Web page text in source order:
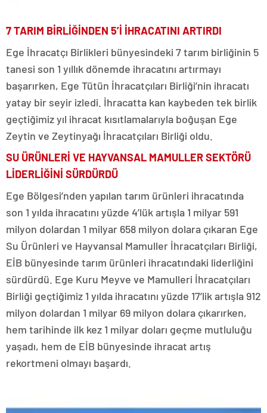
7 TARIM BİRLİĞİNDEN 5’İ İHRACATINI ARTIRDI
Ege İhracatçı Birlikleri bünyesindeki 7 tarım birliğinin 5
tanesi son 1 yıllık dönemde ihracatını artırmayı
başarırken, Ege Tütün İhracatçıları Birliği’nin ihracatı
yatay bir seyir izledi. İhracatta kan kaybeden tek birlik
geçtiğimiz yıl ihracat kısıtlamalarıyla boğuşan Ege
Zeytin ve Zeytinyağı İhracatçıları Birliği oldu.
SU ÜRÜNLERİ VE HAYVANSAL MAMULLER SEKTÖRÜ
LİDERLİĞİNİ SÜRDÜRDÜ
Ege Bölgesi’nden yapılan tarım ürünleri ihracatında
son 1 yılda ihracatını yüzde 4’lük artışla 1 milyar 591
milyon dolardan 1 milyar 658 milyon dolara çıkaran Ege
Su Ürünleri ve Hayvansal Mamuller İhracatçıları Birliği,
EİB bünyesinde tarım ürünleri ihracatındaki liderliğini
sürdürdü. Ege Kuru Meyve ve Mamulleri İhracatçıları
Birliği geçtiğimiz 1 yılda ihracatını yüzde 17’lik artışla 912
milyon dolardan 1 milyar 69 milyon dolara çıkarırken,
hem tarihinde ilk kez 1 milyar doları geçme mutluluğu
yaşadı, hem de EİB bünyesinde ihracat artış
rekortmeni olmayı başardı.